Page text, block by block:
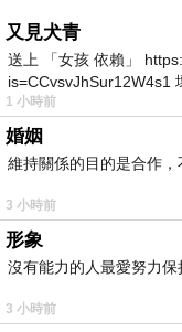
又見犬青
送上 「女孩 依賴」
is=CCvsvJhSur12W4s1
我害怕的
1 小時前
婚姻
維持關係的目的是合作，
3 小時前
形象
沒有能力的人最愛努力保
3 小時前